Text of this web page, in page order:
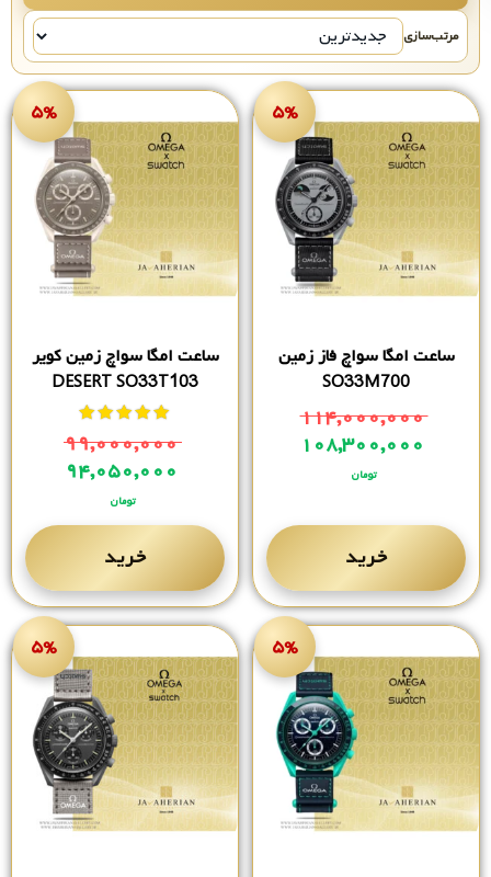
مرتب‌سازی
۵%
ساعت امگا سواچ فاز زمین
SO33M700
۱۱۴,۰۰۰,۰۰۰
۱۰۸,۳۰۰,۰۰۰
تومان
خرید
۵%
ساعت امگا سواچ زمین کویر
DESERT SO33T103
۹۹,۰۰۰,۰۰۰
۹۴,۰۵۰,۰۰۰
تومان
خرید
۵% ۵%